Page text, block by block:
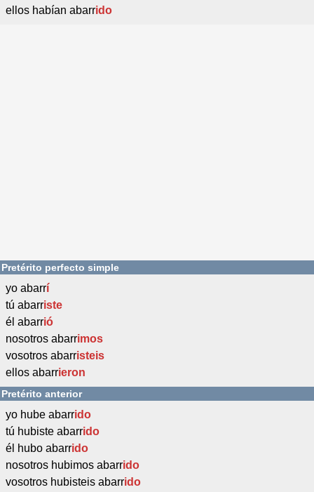
ellos habían abarrido
Pretérito perfecto simple
yo abarrí
tú abarriste
él abarrió
nosotros abarrimos
vosotros abarristeis
ellos abarrieron
Pretérito anterior
yo hube abarrido
tú hubiste abarrido
él hubo abarrido
nosotros hubimos abarrido
vosotros hubisteis abarrido